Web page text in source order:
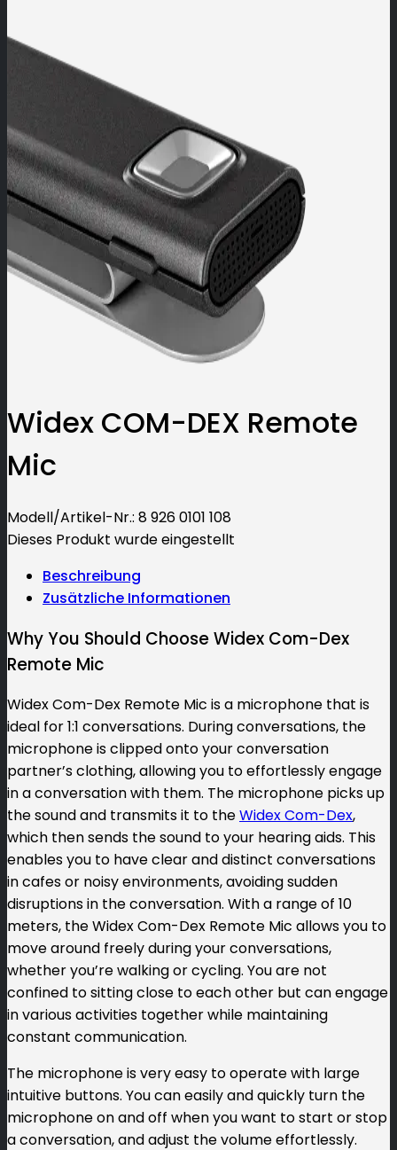
Widex COM-DEX Remote
Mic
Modell/Artikel-Nr.: 8 926 0101 108
Dieses Produkt wurde eingestellt
Beschreibung
Zusätzliche Informationen
Why You Should Choose Widex Com-Dex
Remote Mic
Widex Com-Dex Remote Mic is a microphone that is
ideal for 1:1 conversations. During conversations, the
microphone is clipped onto your conversation
partner’s clothing, allowing you to effortlessly engage
in a conversation with them. The microphone picks up
the sound and transmits it to theWidex Com-Dex,
which then sends the sound to your hearing aids. This
enables you to have clear and distinct conversations
in cafes or noisy environments, avoiding sudden
disruptions in the conversation. With a range of 10
meters, the Widex Com-Dex Remote Mic allows you to
move around freely during your conversations,
whether you’re walking or cycling. You are not
confined to sitting close to each other but can engage
in various activities together while maintaining
constant communication.
The microphone is very easy to operate with large
intuitive buttons. You can easily and quickly turn the
microphone on and off when you want to start or stop
a conversation, and adjust the volume effortlessly.